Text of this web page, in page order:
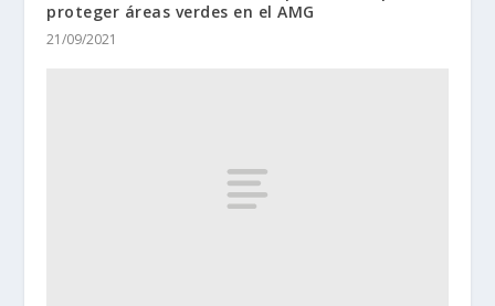
proteger áreas verdes en el AMG
21/09/2021